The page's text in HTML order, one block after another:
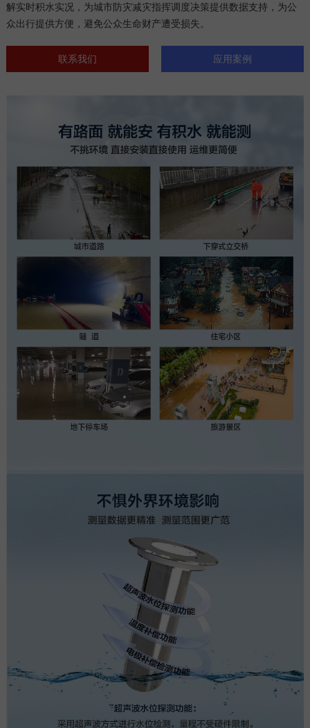
解实时积水实况，为城市防灾减灾指挥调度决策提供数据支持，为公
众出行提供方便，避免公众生命财产遭受损失。
联系我们 应用案例